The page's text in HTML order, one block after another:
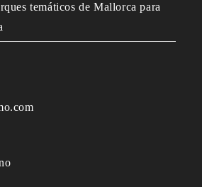
temáticos de Mallorca para